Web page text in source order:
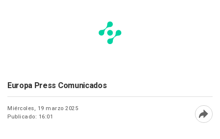
Europa Press Comunicados
Miércoles, 19 marzo 2025
Publicado: 16:01